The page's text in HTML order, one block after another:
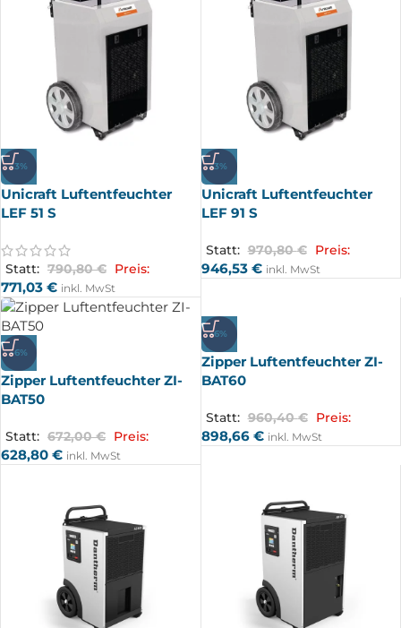
-3%
Unicraft Luftentfeuchter
LEF 51 S
Statt: 790,80€ Preis:
771,03 € inkl. MwSt
-3%
Unicraft Luftentfeuchter
LEF 91 S
Statt: 970,80€ Preis:
946,53 € inkl. MwSt
-6%
Zipper Luftentfeuchter ZI-
BAT50
Statt: 672,00€ Preis:
628,80 € inkl. MwSt
-6%
Zipper Luftentfeuchter ZI-
BAT60
Statt: 960,40€ Preis:
898,66 € inkl. MwSt